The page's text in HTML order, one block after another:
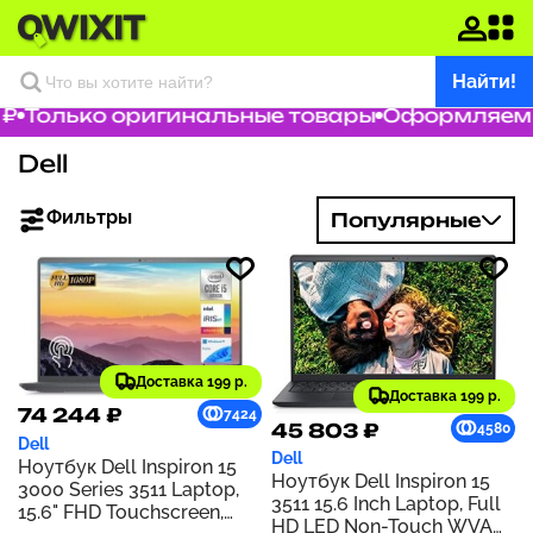
Найти!
Только оригинальные товары Оформляем
Dell
Фильтры Популярные
Доставка 199 р.
74 244 ₽ 7424
Dell
Ноутбук Dell Inspiron 15
3000 Series 3511 Laptop,
15.6" FHD Touchscreen,
Доставка 199 р.
45 803 ₽ 4580
Dell
Ноутбук Dell Inspiron 15
3511 15.6 Inch Laptop, Full
HD LED Non-Touch WVA